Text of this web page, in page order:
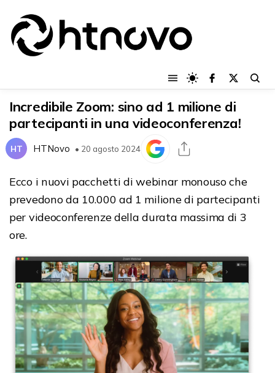
Incredibile Zoom: sino ad 1 milione di
partecipanti in una videoconferenza!
HT HTNovo • 20 agosto 2024
Ecco i nuovi pacchetti di webinar monouso che
prevedono da 10.000 ad 1 milione di partecipanti
per videoconferenze della durata massima di 3
ore.